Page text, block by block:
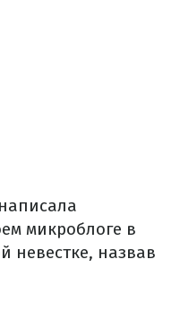
микроблоге в
невестке, назвав